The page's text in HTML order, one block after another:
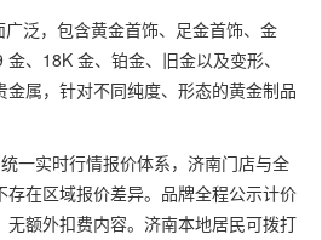
，包含黄金首饰、足金首饰、金
、18K 金、铂金、旧金以及变形、
属，针对不同纯度、形态的黄金制品
实时行情报价体系，济南门店与全
存在区域报价差异。品牌全程公示计价
额外扣费内容。济南本地居民可拨打